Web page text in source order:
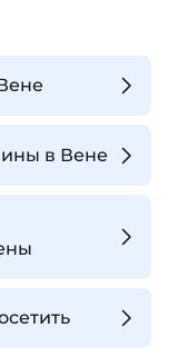
в Вене